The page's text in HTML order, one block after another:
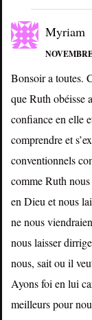
Myriam
Bonsoir a toutes.
que Ruth obéisse
confiance en elle
comprendre et
conventionnels
comme Ruth
en Dieu et nous
ne nous
nous laisser
nous, sait ou il
Ayons foi en lui
meilleurs pour